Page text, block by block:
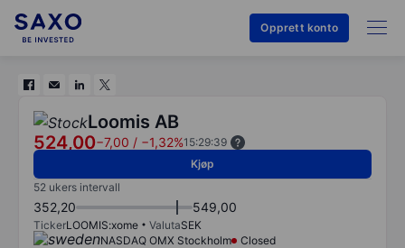
Opprett konto
Loomis AB
524,00−7,00 / −1,32%15:29:39
Kjøp
52 ukers intervall
352,20 549,00
TickerLOOMIS:xome ValutaSEK
NASDAQ OMX Stockholm
Closed